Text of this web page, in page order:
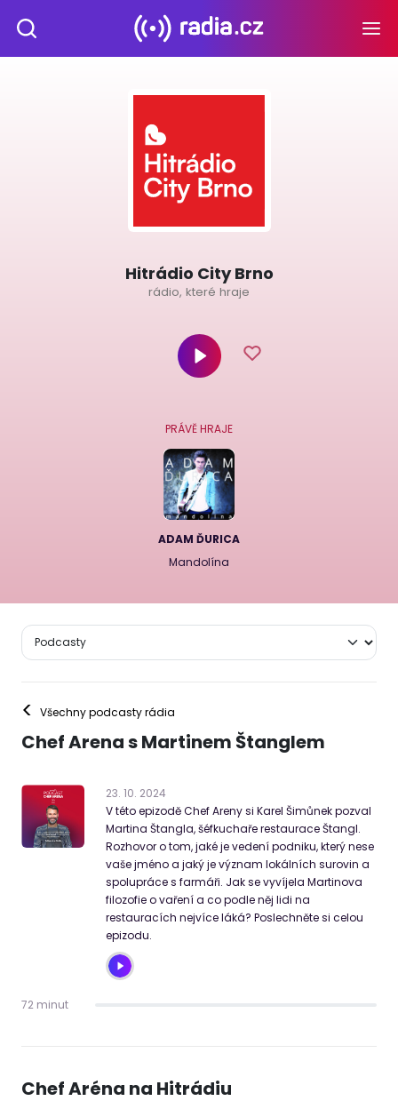
Hitrádio City Brno
rádio, které hraje
PRÁVĚ HRAJE
ADAM ĎURICA
Mandolína
< Všechny podcasty rádia
Chef Arena s Martinem Štanglem
23. 10. 2024
V této epizodě Chef Areny si Karel Šimůnek pozval
Martina Štangla, šéfkuchaře restaurace Štangl.
Rozhovor o tom, jaké je vedení podniku, který nese
vaše jméno a jaký je význam lokálních surovin a
spolupráce s farmáři. Jak se vyvíjela Martinova
filozofie o vaření a co podle něj lidi na
restauracích nejvíce láká? Poslechněte si celou
epizodu.
72 minut
Chef Aréna na Hitrádiu